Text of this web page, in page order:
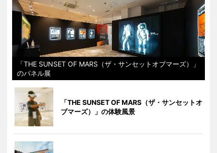
「THE SUNSET OF MARS（ザ・サンセットオブマーズ）」
のパネル展
「THE SUNSET OF MARS（ザ・サンセットオ
ブマーズ）」の体験風景